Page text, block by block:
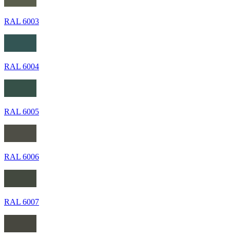
RAL 6003
RAL 6004
RAL 6005
RAL 6006
RAL 6007